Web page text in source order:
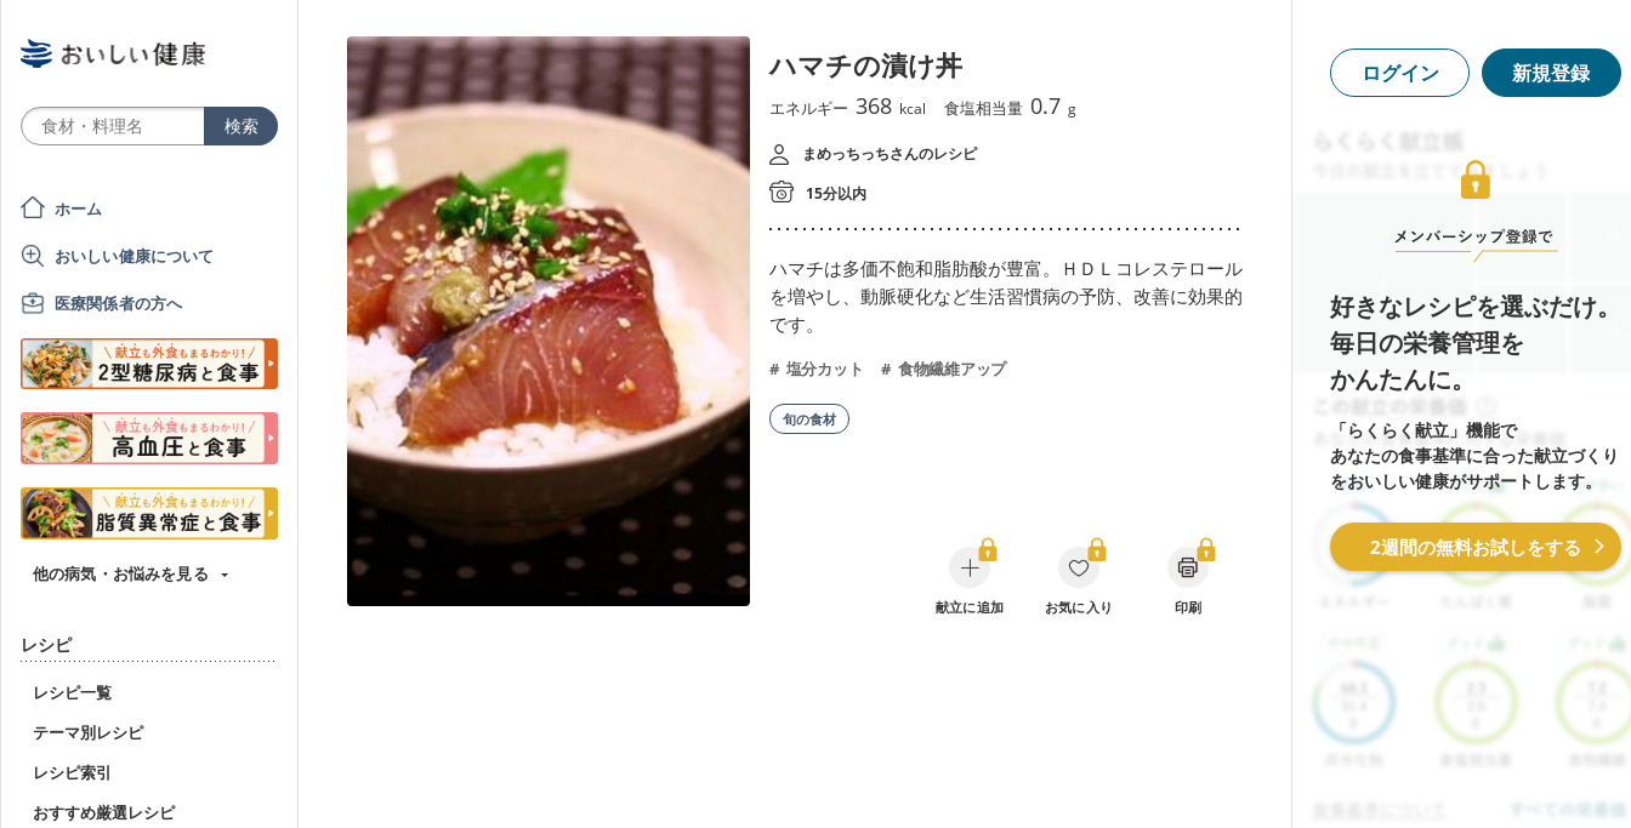
ホーム
おいしい健康について
医療関係者の方へ
他の病気・お悩みを見る
レシピ
レシピ一覧
テーマ別レシピ
レシピ索引
おすすめ厳選レシピ
ハマチの漬け丼
エネルギー 368 kcal 食塩相当量 0.7 g
まめっちっちさんのレシピ
15分以内
ハマチは多価不飽和脂肪酸が豊富。ＨＤＬコレステロール
を増やし、動脈硬化など生活習慣病の予防、改善に効果的
です。
塩分カット 食物繊維アップ
旬の食材
献立に追加 お気に入り 印刷
ログイン 新規登録
好きなレシピを選ぶだけ。
毎日の栄養管理を
かんたんに。
「らくらく献立」機能で
あなたの食事基準に合った献立づくり
をおいしい健康がサポートします。
2週間の無料お試しをする